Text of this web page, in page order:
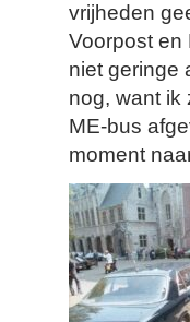
vrijheden
Voorpost en
niet geringe
nog, want ik
ME-bus
moment